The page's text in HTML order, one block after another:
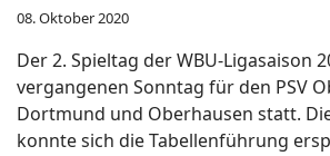
08. Oktober 2020
Der 2. Spieltag der WBU-Ligasaison
vergangenen Sonntag für den PSV
Dortmund und Oberhausen statt.
konnte sich die Tabellenführung